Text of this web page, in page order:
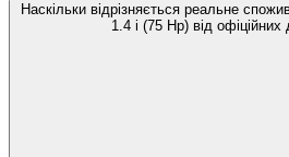
Наскільки відрізняється реальне
1.4 i (75 Hp) від офіційних